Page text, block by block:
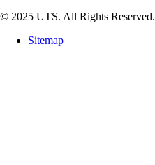
© 2025 UTS. All Rights Reserved.
Sitemap